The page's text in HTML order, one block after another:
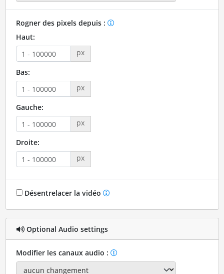
Rogner des pixels depuis :
Haut:
px
Bas:
px
Gauche:
px
Droite:
px
Désentrelacer la vidéo
Optional Audio settings
Modifier les canaux audio :